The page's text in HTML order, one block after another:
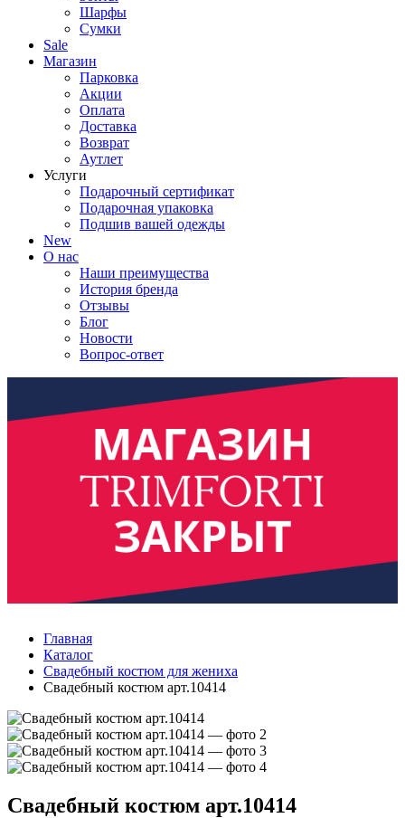
Шарфы
Сумки
Sale
Магазин
Парковка
Акции
Оплата
Доставка
Возврат
Аутлет
Услуги
Подарочный сертификат
Подарочная упаковка
Подшив вашей одежды
New
О нас
Наши преимущества
История бренда
Отзывы
Блог
Новости
Вопрос-ответ
Главная
Каталог
Свадебный костюм для жениха
Свадебный костюм арт.10414
Свадебный костюм арт.10414